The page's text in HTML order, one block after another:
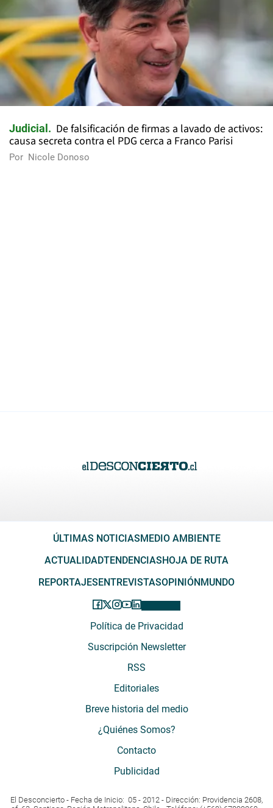
Judicial
De falsificación de firmas a lavado de activos:
causa secreta contra el PDG cerca a Franco Parisi
Por Nicole Donoso
ÚLTIMAS NOTICIAS MEDIO AMBIENTE
ACTUALIDADTENDENCIAS HOJA DE RUTA
REPORTAJES ENTREVISTASOPINIÓN MUNDO
Política de Privacidad
Suscripción Newsletter
RSS
Editoriales
Breve historia del medio
¿Quiénes Somos?
Contacto
Publicidad
El Desconcierto - Fecha de Inicio: 05 - 2012 - Dirección: Providencia 2608,